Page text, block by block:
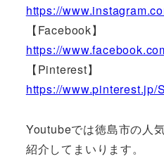
https://
【Facebook】
https://
【Pinterest】
https://www.pinterest.jp/
Youtubeでは徳島市の人
紹介してまいります。